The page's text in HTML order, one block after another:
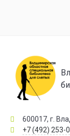
600017, г.
+7 (492) 253-